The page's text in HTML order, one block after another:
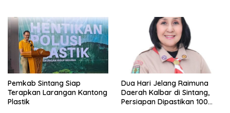
Pemkab Sintang Siap
Terapkan Larangan Kantong
Plastik
Dua Hari Jelang Raimuna
Daerah Kalbar di Sintang,
Persiapan Dipastikan 100